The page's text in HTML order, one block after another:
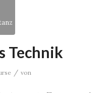
Technik
/ von